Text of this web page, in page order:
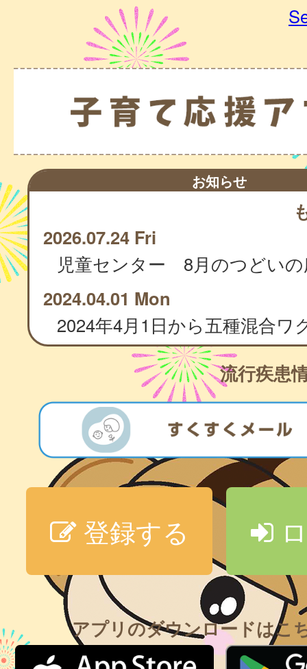
お知らせ
2026.07.24 Fri
児童センター 8月のつどいの
2024.04.01 Mon
流行疾患
登録する
アプリのダウンロードはこ